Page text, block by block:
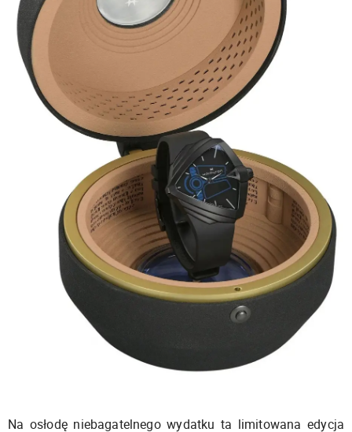
Na osłodę niebagatelnego wydatku ta limitowana edycja